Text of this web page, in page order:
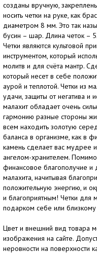
созданы вручную,
носить четки на руке, как
диаметром 8 мм. Это так
бусин – шар. Длина четок –
Четки являются культовой
инструментом, который
молитв и для счёта мантр.
который несет в себе
аурой и теплотой. Четки из
удачи, защиты от негатива и
малахит обладает очень
гармонию разные стороны
всем находить золотую
баланса в организме, как в
камень сделает вас мудрее
ангелом-хранителем. Помимо
финансовое благополучие и
малахита, начитывая
положительную энергию, и
и благоприятным! Четки для
подарком себе или близкому
Цвет и внешний вид товара
изображения на сайте.
неровности на поверхности